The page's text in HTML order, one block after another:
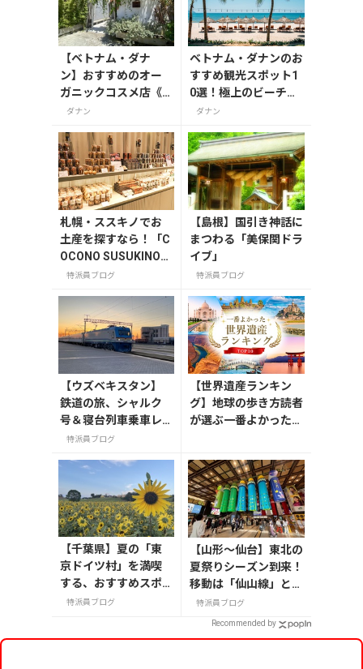
【ベトナム・ダナ
ン】おすすめのオー
ガニックコスメ店《ta
ran.》
ダナン
ベトナム・ダナンのお
すすめ観光スポット1
0選！極上のビーチリ
ゾートを満喫する
ダナン
札幌・ススキノでお
土産を探すなら！「C
OCONO SUSUKINO」
お土産編
特派員ブログ
【島根】国引き神話に
まつわる「美保関ドラ
イブ」
特派員ブログ
【ウズベキスタン】
鉄道の旅、シャルク
号＆寝台列車乗車レ
ポート
特派員ブログ
【世界遺産ランキン
グ】地球の歩き方読者
が選ぶ一番よかった世
【千葉県】夏の「東
京ドイツ村」を満喫
する、おすすめスポ
ット3選
特派員ブログ
【山形〜仙台】東北の
夏祭りシーズン到来！
移動は「仙山線」と
「高速バス」どっちが
正解？
特派員ブログ
Recommended by